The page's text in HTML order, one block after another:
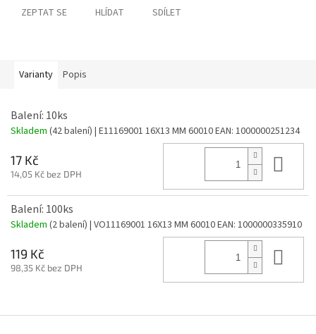
ZEPTAT SE HLÍDAT SDÍLET
Varianty Popis
Balení: 10ks
Skladem (42 balení) | E11169001 16X13 MM 60010EAN: 1000000251234
17 Kč
14,05 Kč bez DPH
Balení: 100ks
Skladem (2 balení) | VO11169001 16X13 MM 60010EAN: 1000000335910
119 Kč
98,35 Kč bez DPH